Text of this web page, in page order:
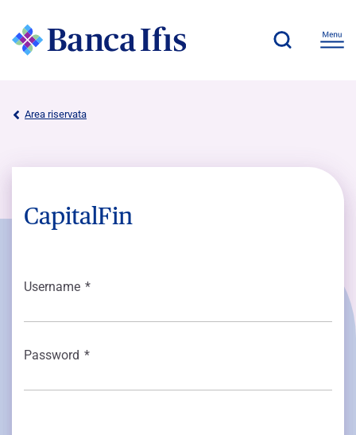
Area riservata
CapitalFin
Username *
Password *